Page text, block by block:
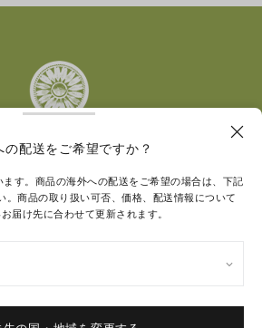
は、女性起業家が持続可能な企業を築
とを支援しています。
イトマップ
Cookie 設定
の配送をご希望ですか？
す。商品の海外への配送をご希望の場合は、下記
。商品の取り扱い可否、価格、配送情報について
届け先に合わせて更新されます。